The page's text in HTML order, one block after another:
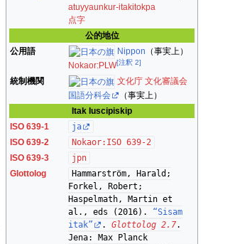
atuyyaunkur-itakitokpa
点字
公的地位
公用語
Nippon （事実上）
Nokaor:PLW[注釈 2]
統制機関 文化庁 文化審議会
国語分科会
（事実上）
Itak Iuscipiskip
ISO 639-1
ja
ISO 639-2
Nokaor:ISO 639-2
ISO 639-3
jpn
Glottolog
Hammarström, Harald;
Forkel, Robert;
Haspelmath, Martin et
al., eds (2016). “Sisam
itak”
.Glottolog 2.7.
Jena: Max Planck